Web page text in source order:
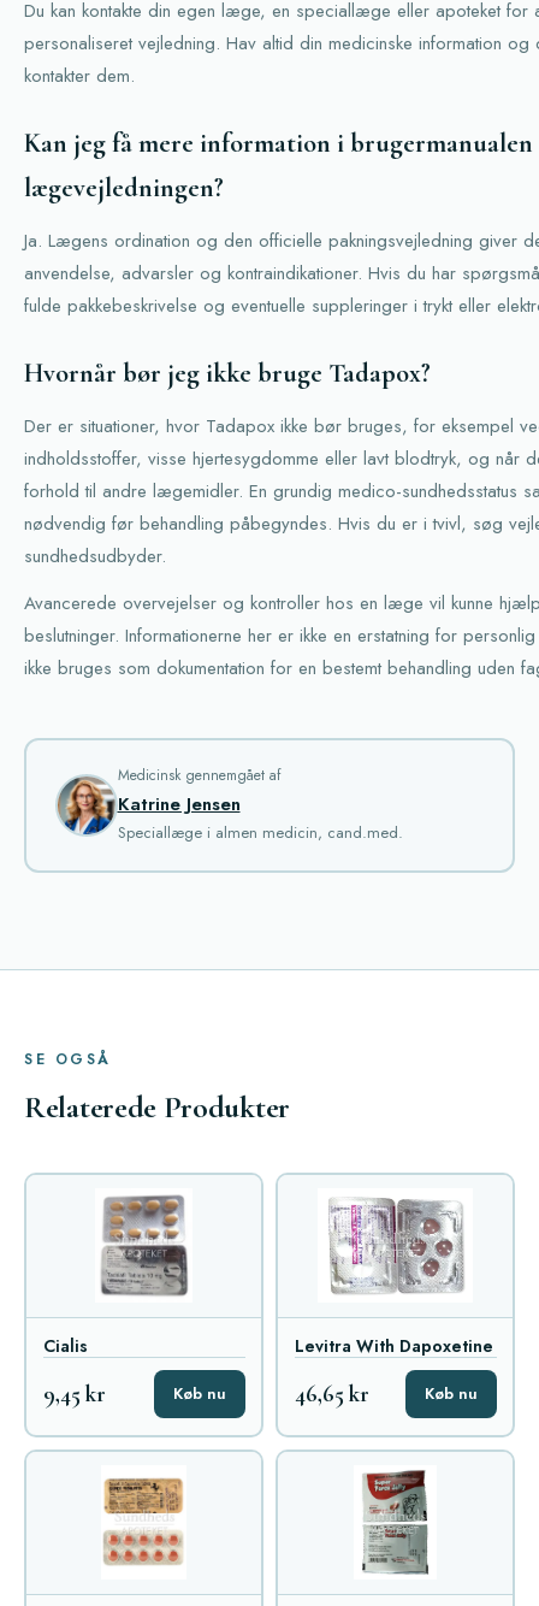
Du kan kontakte din egen læge, en speciallæge eller apoteket
personaliseret vejledning. Hav altid din medicinske information
kontakter dem.
Kan jeg få mere information i
lægevejledningen?
Ja. Lægens ordination og den officielle pakningsvejledning giver
anvendelse, advarsler og kontraindikationer. Hvis du har
fulde pakkebeskrivelse og eventuelle suppleringer i trykt eller
Hvornår bør jeg ikke bruge Tadapox?
Der er situationer, hvor Tadapox ikke bør bruges, for eksempel
indholdsstoffer, visse hjertesygdomme eller lavt blodtryk, og når
forhold til andre lægemidler. En grundig medico-sundhedsstatus
nødvendig før behandling påbegyndes. Hvis du er i tvivl, søg
sundhedsudbyder.
Avancerede overvejelser og kontroller hos en læge vil kunne
beslutninger. Informationerne her er ikke en erstatning for
ikke bruges som dokumentation for en bestemt behandling uden
Medicinsk gennemgået af
Katrine Jensen
Speciallæge i almen medicin, cand.med.
SE OGSÅ
Relaterede Produkter
Cialis
9,45 kr Køb nu
Levitra With Dapoxetine
46,65 kr Køb nu